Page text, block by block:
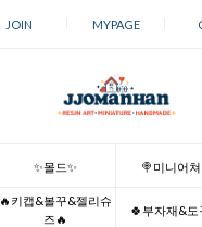
JOIN MYPAGE
✨몰드✨ 🍭미니어쳐
🔥키캡&볼꾸&젤리슈
즈🔥
🍀부자재&도